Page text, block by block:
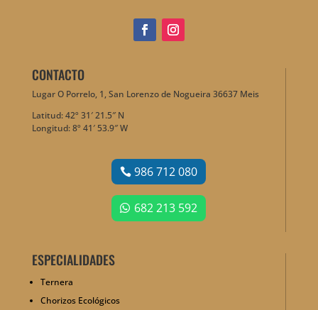
CONTACTO
Lugar O Porrelo, 1, San Lorenzo de Nogueira 36637 Meis
Latitud: 42º 31′ 21.5″ N
Longitud: 8º 41′ 53.9″ W
986 712 080
682 213 592
ESPECIALIDADES
Ternera
Chorizos Ecológicos